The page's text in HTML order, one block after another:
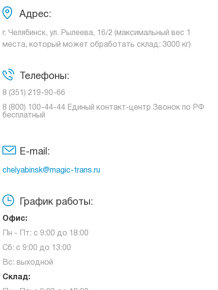
Адрес:
г. Челябинск, ул. Рылеева, 16/2 (максимальный вес 1
места, который может обработать склад: 3000 кг)
Телефоны:
8 (351) 219-90-66
8 (800) 100-44-44 Единый контакт-центр Звонок по РФ
бесплатный
E-mail:
chelyabinsk@magic-trans.ru
График работы:
Офис:
Пн - Пт: с 9:00 до 18:00
Сб: с 9:00 до 13:00
Вс: выходной
Склад: